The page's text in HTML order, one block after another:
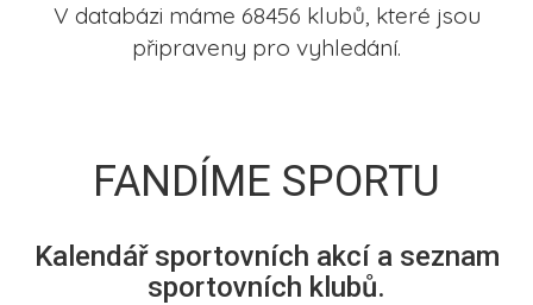
V databázi máme 68456 klubů, které jsou
připraveny pro vyhledání.
FANDÍME SPORTU
Kalendář sportovních akcí a seznam
sportovních klubů.